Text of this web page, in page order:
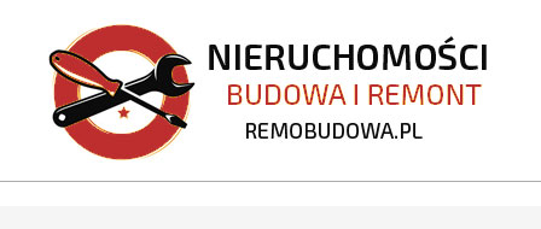
content
REMOBUDOWA.PL